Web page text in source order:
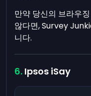
만약 당신의 브라우
않다면, Survey
니다.
Ipsos iSay